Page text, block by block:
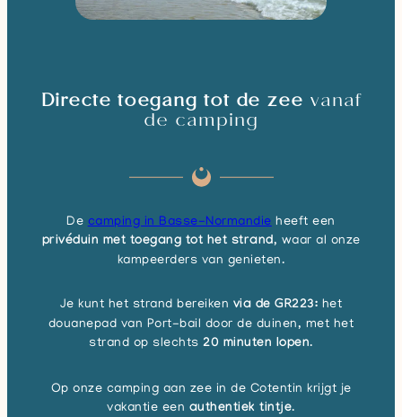
Directe toegang tot de zeevanaf
de camping
De camping in Basse-Normandie heeft een
privéduin met toegang tot het strand, waar al onze
kampeerders van genieten.
Je kunt het strand bereiken via de GR223: het
douanepad van Port-bail door de duinen, met het
strand op slechts20 minuten lopen.
Op onze camping aan zee in de Cotentin krijgt je
vakantie een authentiek tintje.